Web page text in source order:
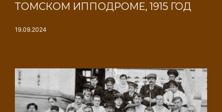
ТОМСКОМ ИППОДРОМЕ, 1915 ГОД
19.09.2024